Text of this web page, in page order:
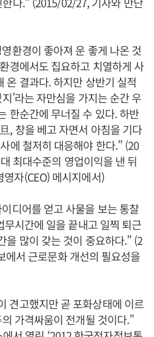
환경이 좋아져 운 좋게 나온 것
경에서도 집요하고 치열하게 사
온 결과다. 하지만 상반기 실적
’라는 자만심을 가지는 순간 우
한순간에 무너질 수 있다. 하반
, 창을 베고 자면서 아침을 기다
에 철저히 대응해야 한다.” (20
최대수준의 영업이익을 낸 뒤
자(CEO) 메시지에서)
디어를 얻고 사물을 보는 통찰
시간에 일을 끝내고 일찍 퇴근
을 많이 갖는 것이 중요하다.” (2
에서 근로문화 개선의 필요성을
견고했지만 곧 포화상태에 이르
가격싸움이 전개될 것이다.”